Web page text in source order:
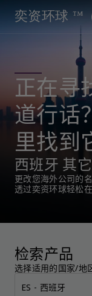
奕资环球 ™
正在寻
道行话
里找到
西班牙 其
更改您海外公司的
透过奕资环球轻松
检索产品
选择适用的国家/地